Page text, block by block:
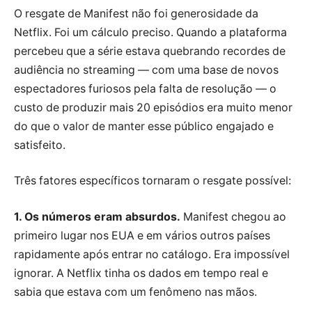
O resgate de Manifest não foi generosidade da
Netflix. Foi um cálculo preciso. Quando a plataforma
percebeu que a série estava quebrando recordes de
audiência no streaming — com uma base de novos
espectadores furiosos pela falta de resolução — o
custo de produzir mais 20 episódios era muito menor
do que o valor de manter esse público engajado e
satisfeito.
Três fatores específicos tornaram o resgate possível:
1. Os números eram absurdos. Manifest chegou ao
primeiro lugar nos EUA e em vários outros países
rapidamente após entrar no catálogo. Era impossível
ignorar. A Netflix tinha os dados em tempo real e
sabia que estava com um fenômeno nas mãos.